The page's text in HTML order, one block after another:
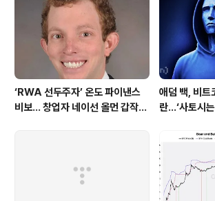
에도 거래소 보유량은 계속 줄어드는 상황.즉, 공급 측면에
서는 강세 요인이 있지만, 수요가 뒷받침되지 않는다면 가
격 상승으로 이어지..
‘RWA 선두주자’ 온도 파이낸스
비보… 창업자 네이선 올먼 갑작스
애덤 백, 비
란…‘사토시